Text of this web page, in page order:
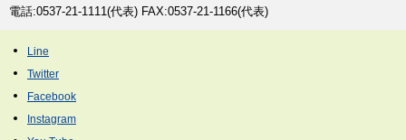
電話:0537-21-1111(代表) FAX:0537-21-1166(代表)